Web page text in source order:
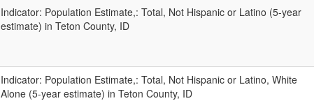
Indicator: Population Estimate,: Total, Not Hispanic or Latino (5-year
estimate) in Teton County, ID
Indicator: Population Estimate,: Total, Not Hispanic or Latino, White
Alone (5-year estimate) in Teton County, ID